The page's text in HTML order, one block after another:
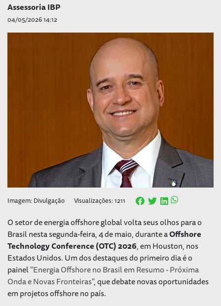
Assessoria IBP
04/05/2026 14:12
Imagem: Divulgação Visualizações: 1211
O setor de energia offshore global volta seus olhos para o
Brasil nesta segunda-feira, 4 de maio, durante aOffshore
Technology Conference (OTC) 2026, em Houston, nos
Estados Unidos. Um dos destaques do primeiro dia é o
painel"Energia Offshore no Brasil em Resumo - Próxima
Onda e Novas Fronteiras", que debate novas oportunidades
em projetos offshore no país.